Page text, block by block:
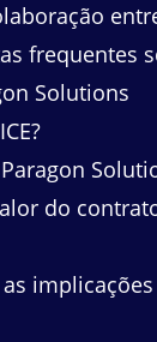
frequentes
Solutions
do